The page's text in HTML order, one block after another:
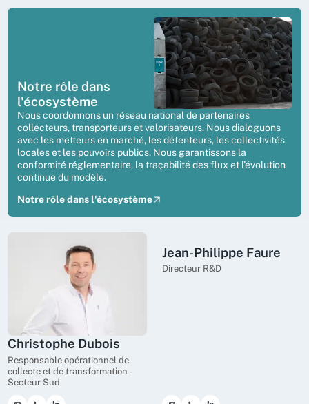
Notre rôle dans
l'écosystème
Nous coordonnons un réseau national de partenaires
collecteurs, transporteurs et valorisateurs. Nous dialoguons
avec les metteurs en marché, les détenteurs, les collectivités
locales et les pouvoirs publics. Nous garantissons la
conformité réglementaire, la traçabilité des flux et l’évolution
continue du modèle.
Notre rôle dans l'écosystème
Christophe Dubois
Responsable opérationnel de
collecte et de transformation -
Secteur Sud
Jean-Philippe Faure
Directeur R&D